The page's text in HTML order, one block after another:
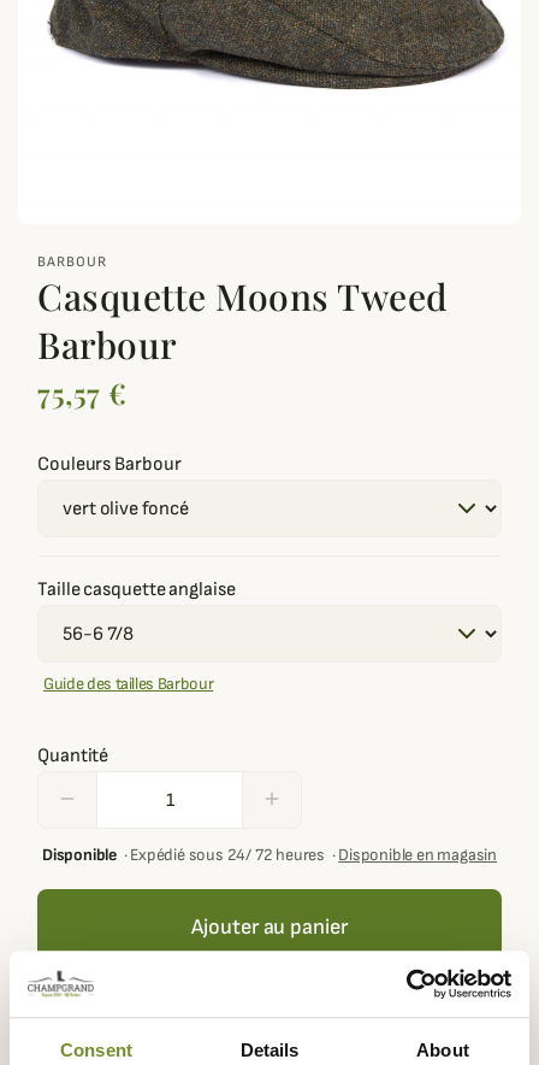
Consent Details About
BARBOUR
Casquette Moons Tweed
Barbour
75,57 €
Couleurs Barbour
Taille casquette anglaise
Guide des tailles Barbour
Quantité
remove add
Disponible·Expédié sous 24/ 72 heures ·Disponible en magasin
Ajouter au panier
pour pouvoir obtenir des récompenses fidélité.